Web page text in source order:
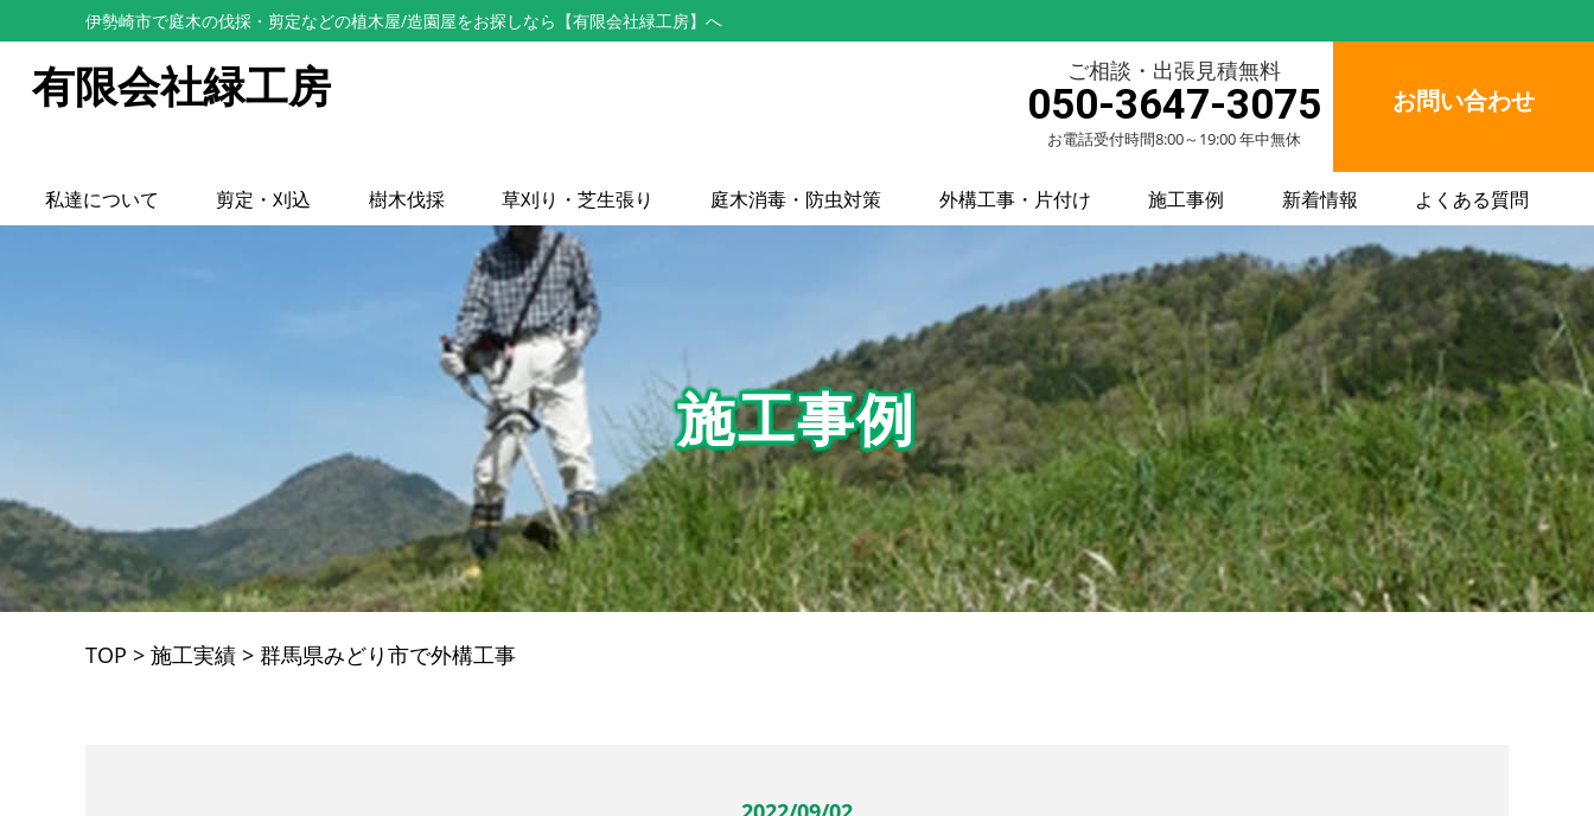
伊勢崎市で庭木の伐採・剪定などの植木屋/造園屋をお探しなら【有限会社緑工房】へ
有限会社緑工房 ご相談・出張見積無料
050-3647-3075
お電話受付時間8:00～19:00 年中無休
お問い合わせ
私達について 剪定・刈込 樹木伐採 草刈り・芝生張り 庭木消毒・防虫対策 外構工事・片付け 施工事例 新着情報 よくある質問
施工事例
TOP > 施工実績 > 群馬県みどり市で外構工事